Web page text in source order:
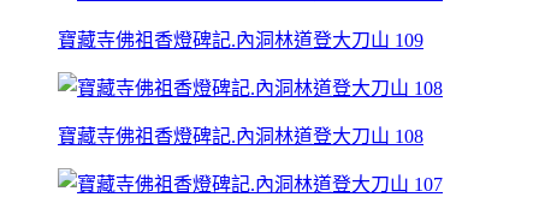
寶藏寺佛祖香燈碑記.內洞林道登大刀山 109
寶藏寺佛祖香燈碑記.內洞林道登大刀山 108